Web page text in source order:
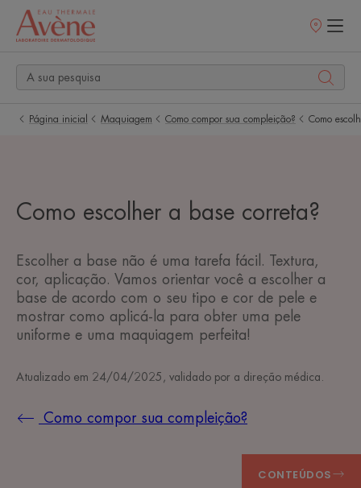
Pontos
Página inicial Maquiagem Como compor sua compleição? Como
Como escolher a base correta?
Escolher a base não é uma tarefa fácil. Textura,
cor, aplicação. Vamos orientar você a escolher a
base de acordo com o seu tipo e cor de pele e
mostrar como aplicá-la para obter uma pele
uniforme e uma maquiagem perfeita!
Atualizado em 24/04/2025 , validado por a direção médica
Como compor sua compleição?
CONTEÚDOS